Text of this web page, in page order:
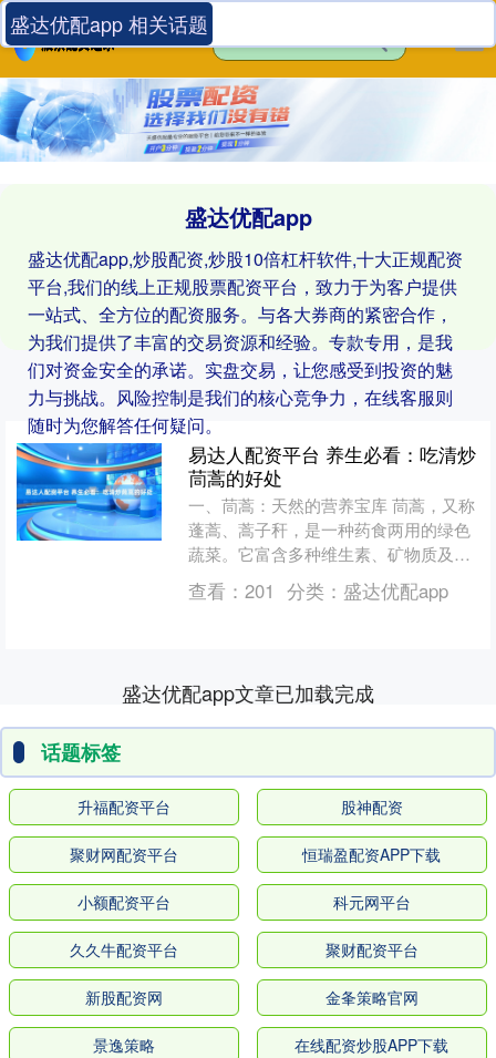
盛达优配app
盛达优配app,炒股配资,炒股10倍杠杆软件,十大正规配资
平台,我们的线上正规股票配资平台，致力于为客户提供
一站式、全方位的配资服务。与各大券商的紧密合作，
为我们提供了丰富的交易资源和经验。专款专用，是我
们对资金安全的承诺。实盘交易，让您感受到投资的魅
力与挑战。风险控制是我们的核心竞争力，在线客服则
随时为您解答任何疑问。
盛达优配app 相关话题
易达人配资平台 养生必看：吃清炒
茼蒿的好处
一、茼蒿：天然的营养宝库 茼蒿，又称
蓬蒿、蒿子秆，是一种药食两用的绿色
蔬菜。它富含多种维生素、矿物质及膳
食纤维，是自然界中不可多得的营养宝
库。每100克茼蒿中，....
查看： 201 分类： 盛达优配app
盛达优配app文章已加载完成
话题标签
升福配资平台 股神配资
聚财网配资平台 恒瑞盈配资APP下载
小额配资平台 科元网平台
久久牛配资平台 聚财配资平台
新股配资网 金夆策略官网
景逸策略 在线配资炒股APP下载